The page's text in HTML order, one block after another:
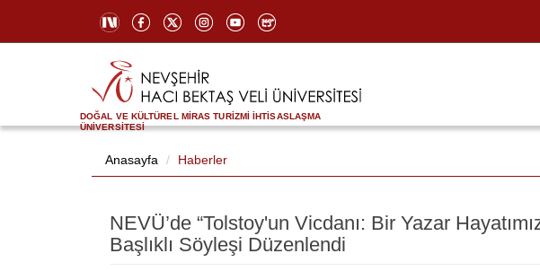
DOĞAL VE KÜLTÜREL MİRAS TURİZMİ İHTİSASLAŞMA
ÜNİVERSİTESİ
Anasayfa Haberler
NEVÜ’de “Tolstoy'un Vicdanı: Bir Yazar
Başlıklı Söyleşi Düzenlendi